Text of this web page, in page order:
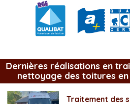
Dernières réalisations en
nettoyage des toitures
Traitement des